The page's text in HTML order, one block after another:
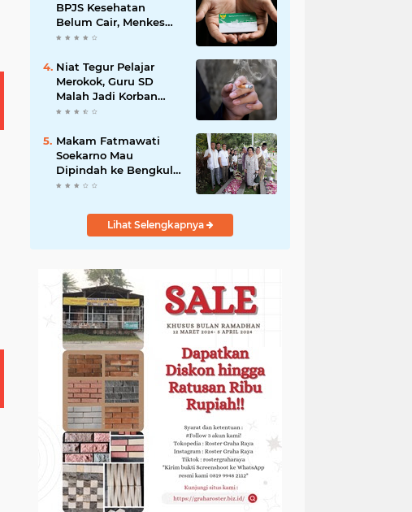
BPJS Kesehatan
Belum Cair, Menkes
Ungkap Kendala
Niat Tegur Pelajar
Merokok, Guru SD
Malah Jadi Korban
Pengeroyokan di
Makam Fatmawati
Soekarno Mau
Dipindah ke Bengkulu,
Ini Alasan yang
Lihat Selengkapnya